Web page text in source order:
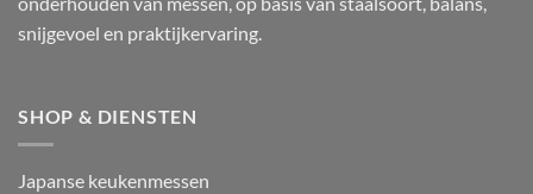
snijgevoel en praktijkervaring.
SHOP & DIENSTEN
Japanse keukenmessen